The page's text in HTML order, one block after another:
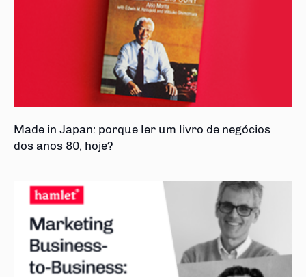
Made in Japan: porque ler um livro de negócios
dos anos 80, hoje?